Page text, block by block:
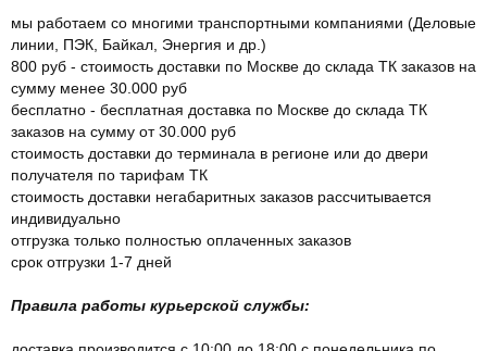
мы работаем со многими транспортными компаниями (Деловые
линии, ПЭК, Байкал, Энергия и др.)
800 руб - стоимость доставки по Москве до склада ТК заказов на
сумму менее 30.000 руб
бесплатно - бесплатная доставка по Москве до склада ТК
заказов на сумму от 30.000 руб
стоимость доставки до терминала в регионе или до двери
получателя по тарифам ТК
стоимость доставки негабаритных заказов рассчитывается
индивидуально
отгрузка только полностью оплаченных заказов
срок отгрузки 1-7 дней
Правила работы курьерской службы: